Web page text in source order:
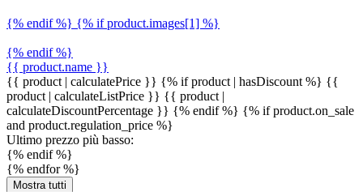
{% endif %} {% if product.images[1] %}
{% endif %}
{{ product.name }}
{{ product | calculatePrice }} {% if product | hasDiscount %} {{
product | calculateListPrice }} {{ product |
calculateDiscountPercentage }} {% endif %} {% if product.on_sale
and product.regulation_price %}
Ultimo prezzo più basso:
{% endif %}
{% endfor %}
Mostra tutti